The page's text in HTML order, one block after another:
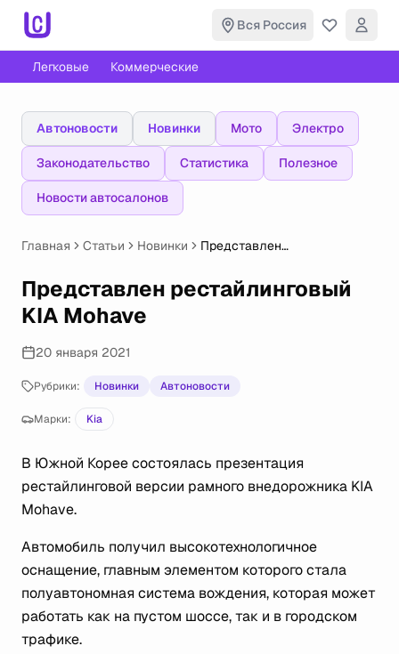
Вся Россия
Легковые Коммерческие
Автоновости Новинки Мото Электро
Законодательство Статистика Полезное
Новости автосалонов
Главная Статьи Новинки
Представлен
Представлен рестайлинговый
KIA Mohave
20 января 2021
Рубрики: Новинки Автоновости
Марки: Kia
В Южной Корее состоялась презентация
рестайлинговой версии рамного внедорожника KIA
Mohave.
Автомобиль получил высокотехнологичное
оснащение, главным элементом которого стала
полуавтономная система вождения, которая может
работать как на пустом шоссе, так и в городском
трафике.